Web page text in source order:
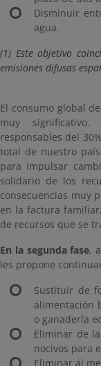
Disminuir
agua.
(1) Este objetivo
emisiones difusas
El consumo global
muy significativo.
responsables del
total de nuestro
para impulsar
solidario de los
consecuencias muy
en la factura
de recursos que se
En la segunda fase,
les propone
Sustituir de
alimentación
o ganadería
Eliminar de
nocivos para
Eliminar al